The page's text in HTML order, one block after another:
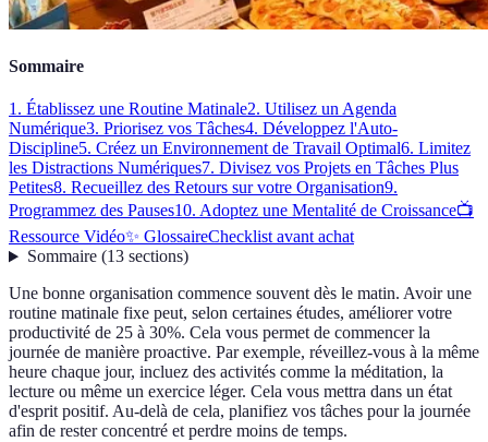
Sommaire
1. Établissez une Routine Matinale2. Utilisez un Agenda
Numérique3. Priorisez vos Tâches4. Développez l'Auto-
Discipline5. Créez un Environnement de Travail Optimal6. Limitez
les Distractions Numériques7. Divisez vos Projets en Tâches Plus
Petites8. Recueillez des Retours sur votre Organisation9.
Programmez des Pauses10. Adoptez une Mentalité de Croissance📺
Ressource Vidéo✨ GlossaireChecklist avant achat
Sommaire(13 sections)
Une bonne organisation commence souvent dès le matin. Avoir une
routine matinale fixe peut, selon certaines études, améliorer votre
productivité de 25 à 30%. Cela vous permet de commencer la
journée de manière proactive. Par exemple, réveillez-vous à la même
heure chaque jour, incluez des activités comme la méditation, la
lecture ou même un exercice léger. Cela vous mettra dans un état
d'esprit positif. Au-delà de cela, planifiez vos tâches pour la journée
afin de rester concentré et perdre moins de temps.